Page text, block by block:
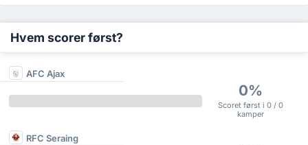
Hvem scorer først?
AFC Ajax
0%
Scoret først i 0 / 0
kamper
RFC Seraing